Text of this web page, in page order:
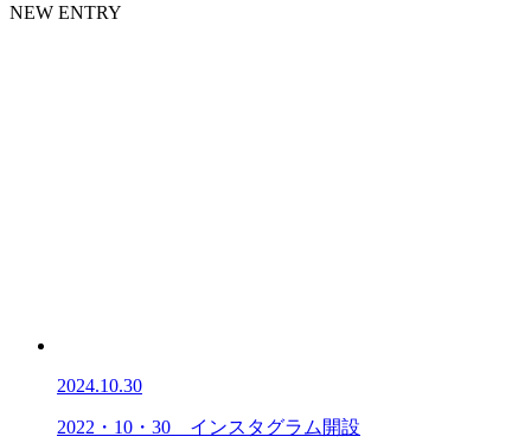
NEW ENTRY
2024.10.30
2022・10・30 インスタグラム開設